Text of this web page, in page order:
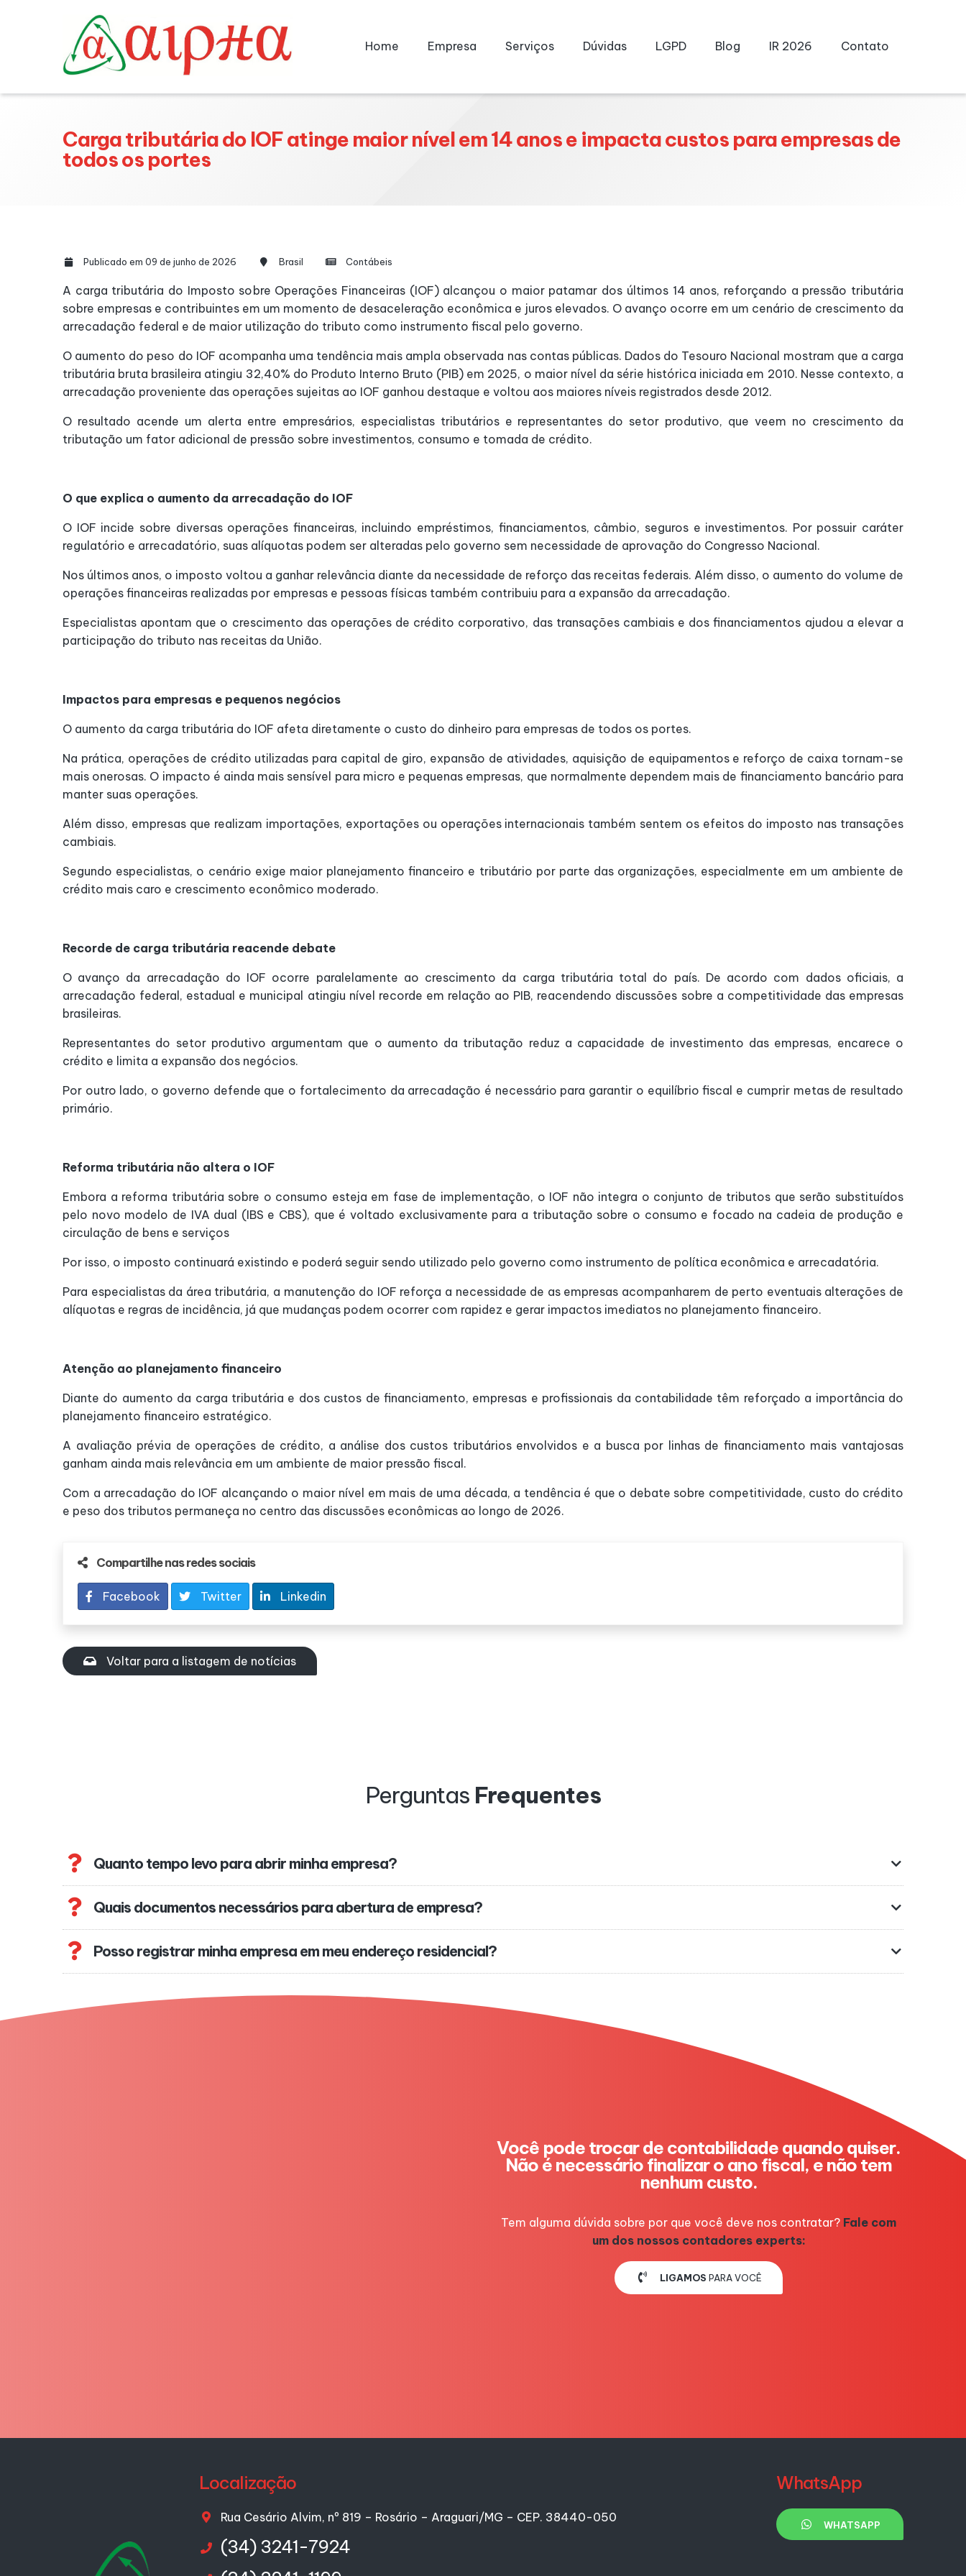
Home Empresa Serviços Dúvidas LGPD Blog IR 2026 Contato
Carga tributária do IOF atinge maior nível em 14 anos e impacta custos para empresas de
todos os portes
Publicado em 09 de junho de 2026 Brasil Contábeis
A carga tributária do Imposto sobre Operações Financeiras (IOF) alcançou o maior patamar dos últimos 14 anos, reforçando a pressão tributária
sobre empresas e contribuintes em um momento de desaceleração econômica e juros elevados. O avanço ocorre em um cenário de crescimento da
arrecadação federal e de maior utilização do tributo como instrumento fiscal pelo governo.
O aumento do peso do IOF acompanha uma tendência mais ampla observada nas contas públicas. Dados do Tesouro Nacional mostram que a carga
tributária bruta brasileira atingiu 32,40% do Produto Interno Bruto (PIB) em 2025, o maior nível da série histórica iniciada em 2010. Nesse contexto, a
arrecadação proveniente das operações sujeitas ao IOF ganhou destaque e voltou aos maiores níveis registrados desde 2012.
O resultado acende um alerta entre empresários, especialistas tributários e representantes do setor produtivo, que veem no crescimento da
tributação um fator adicional de pressão sobre investimentos, consumo e tomada de crédito.
O que explica o aumento da arrecadação do IOF
O IOF incide sobre diversas operações financeiras, incluindo empréstimos, financiamentos, câmbio, seguros e investimentos. Por possuir caráter
regulatório e arrecadatório, suas alíquotas podem ser alteradas pelo governo sem necessidade de aprovação do Congresso Nacional.
Nos últimos anos, o imposto voltou a ganhar relevância diante da necessidade de reforço das receitas federais. Além disso, o aumento do volume de
operações financeiras realizadas por empresas e pessoas físicas também contribuiu para a expansão da arrecadação.
Especialistas apontam que o crescimento das operações de crédito corporativo, das transações cambiais e dos financiamentos ajudou a elevar a
participação do tributo nas receitas da União.
Impactos para empresas e pequenos negócios
O aumento da carga tributária do IOF afeta diretamente o custo do dinheiro para empresas de todos os portes.
Na prática, operações de crédito utilizadas para capital de giro, expansão de atividades, aquisição de equipamentos e reforço de caixa tornam-se
mais onerosas. O impacto é ainda mais sensível para micro e pequenas empresas, que normalmente dependem mais de financiamento bancário para
manter suas operações.
Além disso, empresas que realizam importações, exportações ou operações internacionais também sentem os efeitos do imposto nas transações
cambiais.
Segundo especialistas, o cenário exige maior planejamento financeiro e tributário por parte das organizações, especialmente em um ambiente de
crédito mais caro e crescimento econômico moderado.
Recorde de carga tributária reacende debate
O avanço da arrecadação do IOF ocorre paralelamente ao crescimento da carga tributária total do país. De acordo com dados oficiais, a
arrecadação federal, estadual e municipal atingiu nível recorde em relação ao PIB, reacendendo discussões sobre a competitividade das empresas
brasileiras.
Representantes do setor produtivo argumentam que o aumento da tributação reduz a capacidade de investimento das empresas, encarece o
crédito e limita a expansão dos negócios.
Por outro lado, o governo defende que o fortalecimento da arrecadação é necessário para garantir o equilíbrio fiscal e cumprir metas de resultado
primário.
Reforma tributária não altera o IOF
Embora a reforma tributária sobre o consumo esteja em fase de implementação, o IOF não integra o conjunto de tributos que serão substituídos
pelo novo modelo de IVA dual (IBS e CBS), que é voltado exclusivamente para a tributação sobre o consumo e focado na cadeia de produção e
circulação de bens e serviços
Por isso, o imposto continuará existindo e poderá seguir sendo utilizado pelo governo como instrumento de política econômica e arrecadatória.
Para especialistas da área tributária, a manutenção do IOF reforça a necessidade de as empresas acompanharem de perto eventuais alterações de
alíquotas e regras de incidência, já que mudanças podem ocorrer com rapidez e gerar impactos imediatos no planejamento financeiro.
Atenção ao planejamento financeiro
Diante do aumento da carga tributária e dos custos de financiamento, empresas e profissionais da contabilidade têm reforçado a importância do
planejamento financeiro estratégico.
A avaliação prévia de operações de crédito, a análise dos custos tributários envolvidos e a busca por linhas de financiamento mais vantajosas
ganham ainda mais relevância em um ambiente de maior pressão fiscal.
Com a arrecadação do IOF alcançando o maior nível em mais de uma década, a tendência é que o debate sobre competitividade, custo do crédito
e peso dos tributos permaneça no centro das discussões econômicas ao longo de 2026.
Compartilhe nas redes sociais
Facebook Twitter Linkedin
Voltar para a listagem de notícias
Perguntas Frequentes
Quanto tempo levo para abrir minha empresa?
Quais documentos necessários para abertura de empresa?
Posso registrar minha empresa em meu endereço residencial?
Você pode trocar de contabilidade quando quiser.
Não é necessário finalizar o ano fiscal, e não tem
nenhum custo.
Tem alguma dúvida sobre por que você deve nos contratar? Fale com
um dos nossos contadores experts:
LIGAMOS PARA VOCÊ
Localização
Rua Cesário Alvim, nº 819 – Rosário – Araguari/MG – CEP. 38440-050
(34) 3241-7924
WhatsApp
WHATSAPP